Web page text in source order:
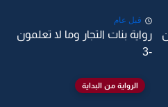
قبل عام
رواية بنات التجار وما لا تعلمون
-3
الرواية من البداية